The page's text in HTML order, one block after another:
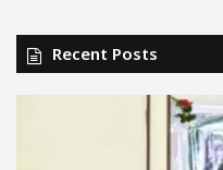
Recent Posts